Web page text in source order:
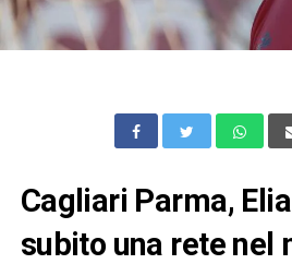
Cagliari Parma,
subito una rete nel